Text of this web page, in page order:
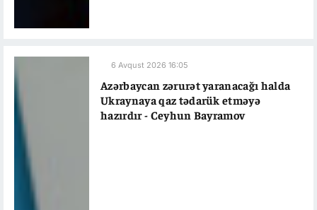
6 Avqust 2026 16:05
Azərbaycan zərurət yaranacağı halda
Ukraynaya qaz tədarük etməyə
hazırdır - Ceyhun Bayramov